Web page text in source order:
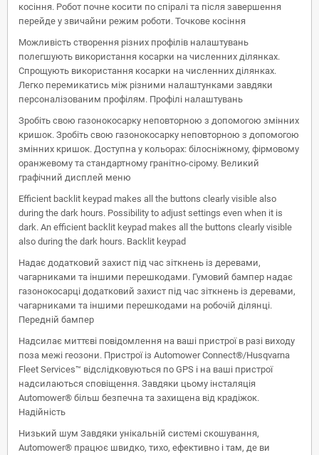
косіння. Робот почне косити по спіралі та після завершення
перейде у звичайни режим роботи. Точкове косіння
Можливість створення різних профілів налаштувань
полегшують використання косарки на численних ділянках.
Спрощують використання косарки на численних ділянках.
Легко перемикатись між різними налаштунками завдяки
персоналізованим профілям. Профілі налаштувань
Зробіть свою газонокосарку неповторною з допомогою змінних
кришок. Зробіть свою газонокосарку неповторною з допомогою
змінних кришок. Доступна у кольорах: білосніжному, фірмовому
оранжевому та стандартному гранітно-сірому. Великий
графічний дисплей меню
Efficient backlit keypad makes all the buttons clearly visible also
during the dark hours. Possibility to adjust settings even when it is
dark. An efficient backlit keypad makes all the buttons clearly visible
also during the dark hours. Backlit keypad
Надає додатковий захист під час зіткнень із деревами,
чагарниками та іншими перешкодами. Гумовий бампер надає
газонокосарці додатковий захист під час зіткнень із деревами,
чагарниками та іншими перешкодами на робочій ділянці.
Передній бампер
Надсилає миттєві повідомлення на ваші пристрої в разі виходу
поза межі геозони. Пристрої із Automower Connect®/Husqvarna
Fleet Services™ відслідковуються по GPS і на ваші пристрої
надсилаються сповіщення. Завдяки цьому інсталяція
Automower® більш безпечна та захищена від крадіжок.
Надійність
Низький шум Завдяки унікальній системі скошування,
Automower® працює швидко, тихо, ефективно і там, де ви